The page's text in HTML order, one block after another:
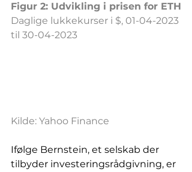
Figur 2: Udvikling i prisen for ETH
Daglige lukkekurser i $, 01-04-2023
til 30-04-2023
Kilde: Yahoo Finance
Ifølge Bernstein, et selskab der
tilbyder investeringsrådgivning, er